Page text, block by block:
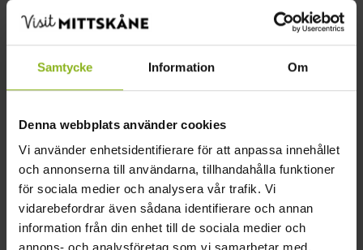
Samtycke Information Om
Denna webbplats använder cookies
Vi använder enhetsidentifierare för att anpassa innehållet
och annonserna till användarna, tillhandahålla funktioner
för sociala medier och analysera vår trafik. Vi
vidarebefordrar även sådana identifierare och annan
information från din enhet till de sociala medier och
maj 2023
april 2023
mars 2023
februari 2023
Kategorier
Konferens (1)
Nyheter(15)
Boende (7)
Företagarföreningen(1)
Gårdsbutik(8)